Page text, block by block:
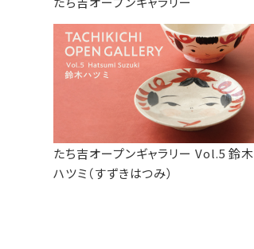
たち吉オープンギャラリー Vol.5 鈴木
ハツミ（すずきはつみ）